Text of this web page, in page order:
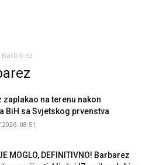
Barbarez
zaplakao na terenu nakon
BiH sa Svjetskog prvenstva
08:51
MOGLO, DEFINITIVNO! Barbarez